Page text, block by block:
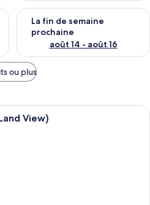
fin de semaine août 7 -
La fin de semaine
prochaine
août 14 - août 16
Vérifier la disponibilité pour
ou plus
Une chambre d’hôtel avec deux lits,
View)